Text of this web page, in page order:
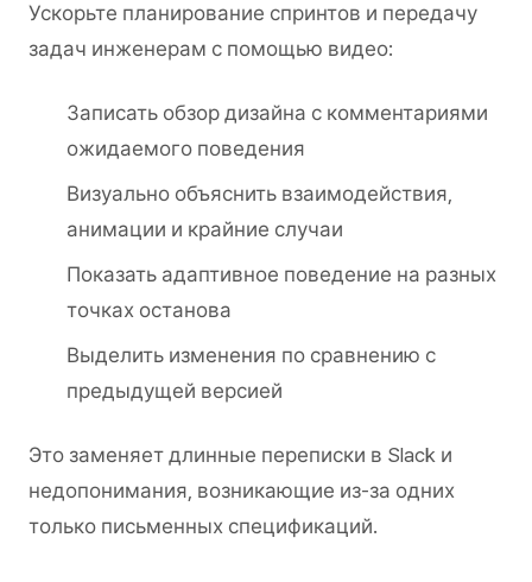
Ускорьте планирование спринтов и передачу
задач инженерам с помощью видео:
Записать обзор дизайна с комментариями
ожидаемого поведения
Визуально объяснить взаимодействия,
анимации и крайние случаи
Показать адаптивное поведение на разных
точках останова
Выделить изменения по сравнению с
предыдущей версией
Это заменяет длинные переписки в Slack и
недопонимания, возникающие из-за одних
только письменных спецификаций.